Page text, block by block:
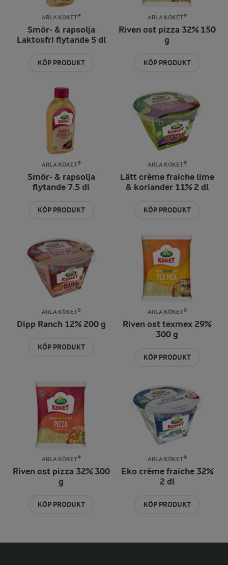
ARLA KÖKET®
Smör- & rapsolja
Laktosfri flytande 5 dl
KÖP PRODUKT
ARLA KÖKET®
Riven ost pizza 32% 150
g
KÖP PRODUKT
ARLA KÖKET®
Smör- & rapsolja
flytande 7.5 dl
KÖP PRODUKT
ARLA KÖKET®
Lätt crème fraiche lime
& koriander 11% 2 dl
KÖP PRODUKT
ARLA KÖKET®
Dipp Ranch 12% 200 g
KÖP PRODUKT
ARLA KÖKET®
Riven ost texmex 29%
300 g
KÖP PRODUKT
ARLA KÖKET®
Riven ost pizza 32% 300
g
KÖP PRODUKT
ARLA KÖKET®
Eko crème fraiche 32%
2 dl
KÖP PRODUKT